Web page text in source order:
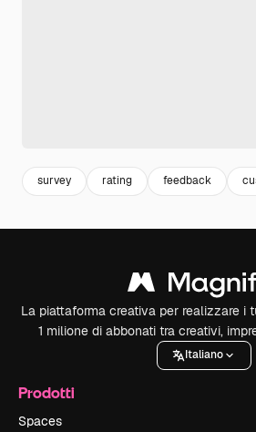
survey rating feedback
La piattaforma creativa per realizzare i
1 milione di abbonati tra creativi,
Italiano
Prodotti
Spaces